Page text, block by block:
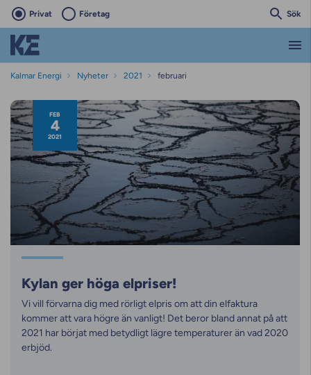
Privat Företag Sök
Kalmar Energi Nyheter 2021 februari
Nyhetsarkiv
FEB
4
2021
Kylan ger höga elpriser!
Vi vill förvarna dig med rörligt elpris om att din elfaktura
kommer att vara högre än vanligt! Det beror bland annat på att
2021 har börjat med betydligt lägre temperaturer än vad 2020
erbjöd.